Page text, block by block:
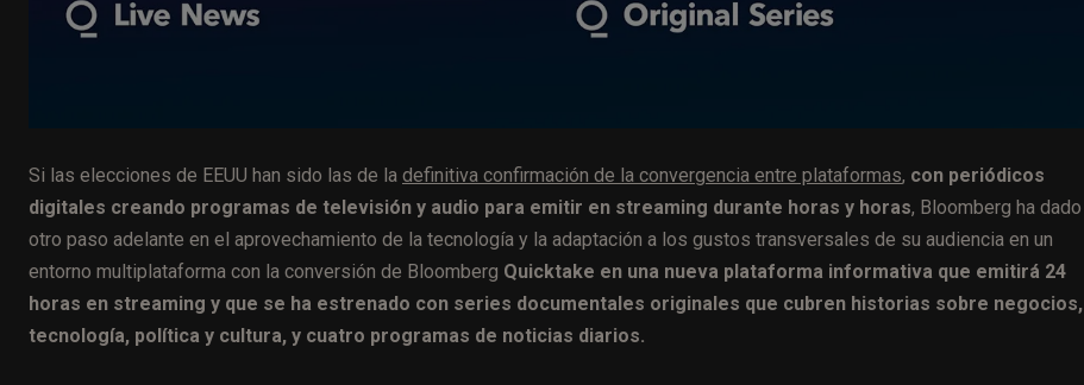
Si las elecciones de EEUU han sido las de la definitiva confirmación de la convergencia entre plataformas, con periódicos
digitales creando programas de televisión y audio para emitir en streaming durante horas y horas, Bloomberg ha dado
otro paso adelante en el aprovechamiento de la tecnología y la adaptación a los gustos transversales de su audiencia en un
entorno multiplataforma con la conversión de Bloomberg Quicktake en una nueva plataforma informativa que emitirá 24
horas en streaming y que se ha estrenado con series documentales originales que cubren historias sobre negocios,
tecnología, política y cultura, y cuatro programas de noticias diarios.